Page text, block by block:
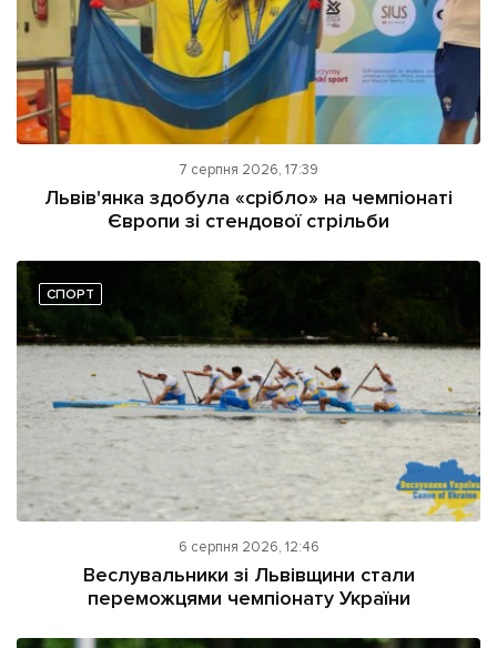
7 серпня 2026, 17:39
Львів'янка здобула «срібло» на чемпіонаті
Європи зі стендової стрільби
СПОРТ
6 серпня 2026, 12:46
Веслувальники зі Львівщини стали
переможцями чемпіонату України